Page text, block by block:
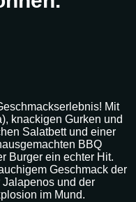
Mit
knackigen Gurken und
Salatbett und einer
BBQ
Burger ein echter Hit.
Geschmack der
Jalapenos und der
im Mund.